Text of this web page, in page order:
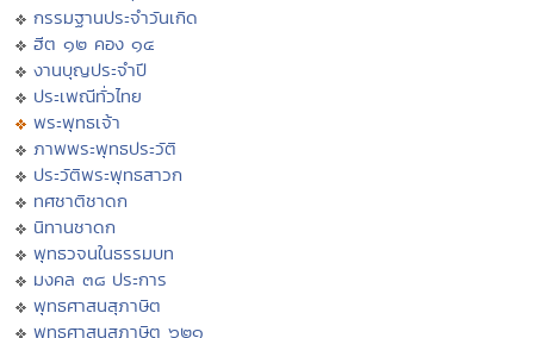
กรรมฐานประจำวันเกิด
ฮีต ๑๒ คอง ๑๔
งานบุญประจำปี
ประเพณีทั่วไทย
พระพุทธเจ้า
ภาพพระพุทธประวัติ
ประวัติพระพุทธสาวก
ทศชาติชาดก
นิทานชาดก
พุทธวจนในธรรมบท
มงคล ๓๘ ประการ
พุทธศาสนสุภาษิต
พุทธศาสนสุภาษิต ๖๒๑